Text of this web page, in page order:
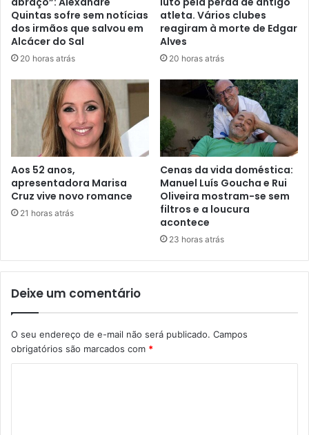
Quintas sofre sem notícias
dos irmãos que salvou em
Alcácer do Sal
20 horas atrás
atleta. Vários clubes
reagiram à morte de Edgar
Alves
20 horas atrás
Aos 52 anos,
apresentadora Marisa
Cruz vive novo romance
21 horas atrás
Cenas da vida doméstica:
Manuel Luís Goucha e Rui
Oliveira mostram-se sem
filtros e a loucura
acontece
23 horas atrás
Deixe um comentário
O seu endereço de e-mail não será publicado. Campos
obrigatórios são marcados com *